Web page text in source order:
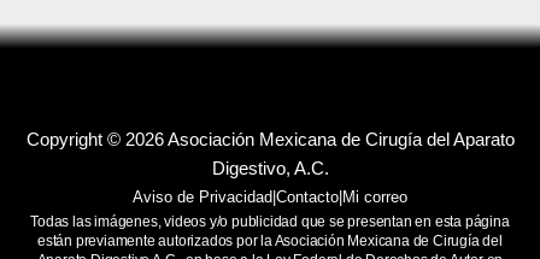
Copyright © 2026 Asociación Mexicana de Cirugía del Aparato
Digestivo, A.C.
Aviso de Privacidad Contacto Mi correo
Todas las imágenes, videos y/o publicidad que se presentan en esta página
están previamente autorizados por la Asociación Mexicana de Cirugía del